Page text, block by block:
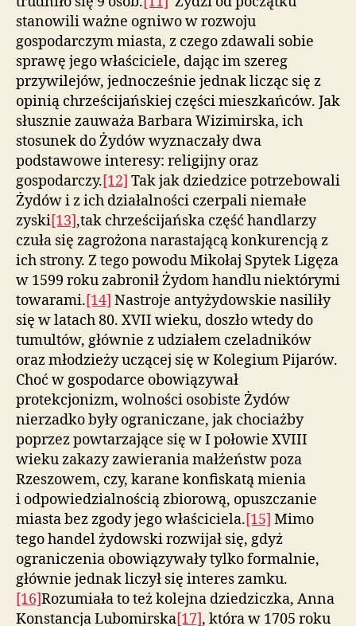
stanowili ważne ogniwo w rozwoju
gospodarczym miasta, z czego zdawali sobie
sprawę jego właściciele, dając im szereg
przywilejów, jednocześnie jednak licząc się z
opinią chrześcijańskiej części mieszkańców. Jak
słusznie zauważa Barbara Wizimirska, ich
stosunek do Żydów wyznaczały dwa
podstawowe interesy: religijny oraz
gospodarczy.[12] Tak jak dziedzice potrzebowali
Żydów i z ich działalności czerpali niemałe
zyski[13],tak chrześcijańska część handlarzy
czuła się zagrożona narastającą konkurencją z
ich strony. Z tego powodu Mikołaj Spytek Ligęza
w 1599 roku zabronił Żydom handlu niektórymi
towarami.[14] Nastroje antyżydowskie nasiliły
się w latach 80. XVII wieku, doszło wtedy do
tumultów, głównie z udziałem czeladników
oraz młodzieży uczącej się w Kolegium Pijarów.
Choć w gospodarce obowiązywał
protekcjonizm, wolności osobiste Żydów
nierzadko były ograniczane, jak chociażby
poprzez powtarzające się w I połowie XVIII
wieku zakazy zawierania małżeństw poza
Rzeszowem, czy, karane konfiskatą mienia
i odpowiedzialnością zbiorową, opuszczanie
miasta bez zgody jego właściciela.[15] Mimo
tego handel żydowski rozwijał się, gdyż
ograniczenia obowiązywały tylko formalnie,
głównie jednak liczył się interes zamku.
[16]Rozumiała to też kolejna dziedziczka, Anna
Konstancja Lubomirska[17], która w 1705 roku